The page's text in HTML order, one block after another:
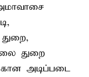
துறை
அடிப்படை